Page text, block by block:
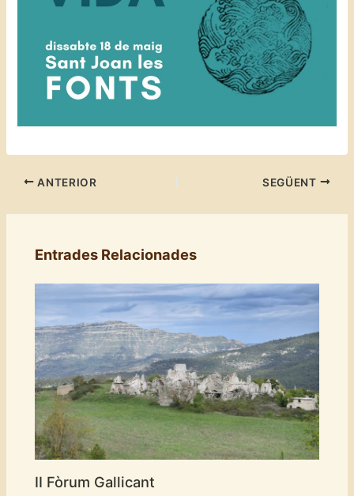
ANTERIOR SEGÜENT
Entrades Relacionades
II Fòrum Gallicant